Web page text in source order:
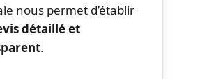
nous permet d’établir
détaillé et
.